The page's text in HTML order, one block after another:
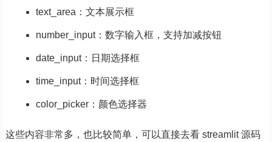
text_area：文本展示框
number_input：数字输入框，支持加减按钮
date_input：日期选择框
time_input：时间选择框
color_picker：颜色选择器
这些内容非常多，也比较简单，可以直接去看 streamlit 源码